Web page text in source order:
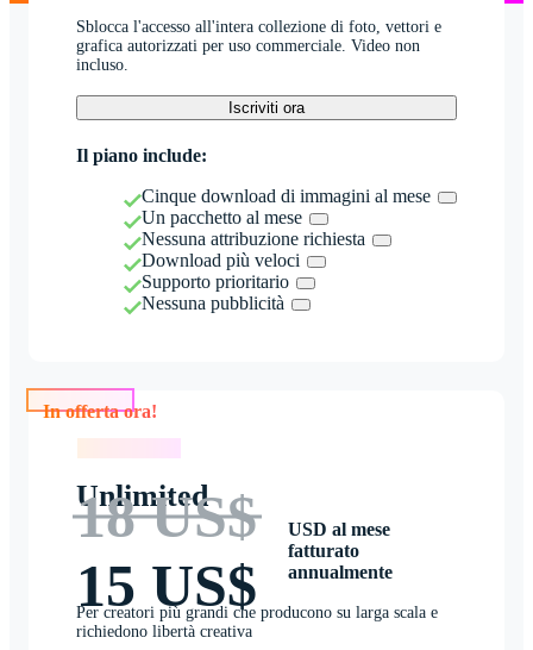
Sblocca l'accesso all'intera collezione di foto, vettori e
grafica autorizzati per uso commerciale. Video non
incluso.
Iscriviti ora
Il piano include:
Cinque download di immagini al mese
Un pacchetto al mese
Nessuna attribuzione richiesta
Download più veloci
Supporto prioritario
Nessuna pubblicità
Unlimited
18 US$
15 US$
USD al mese
fatturato
annualmente
Per creatori più grandi che producono su larga scala e
richiedono libertà creativa